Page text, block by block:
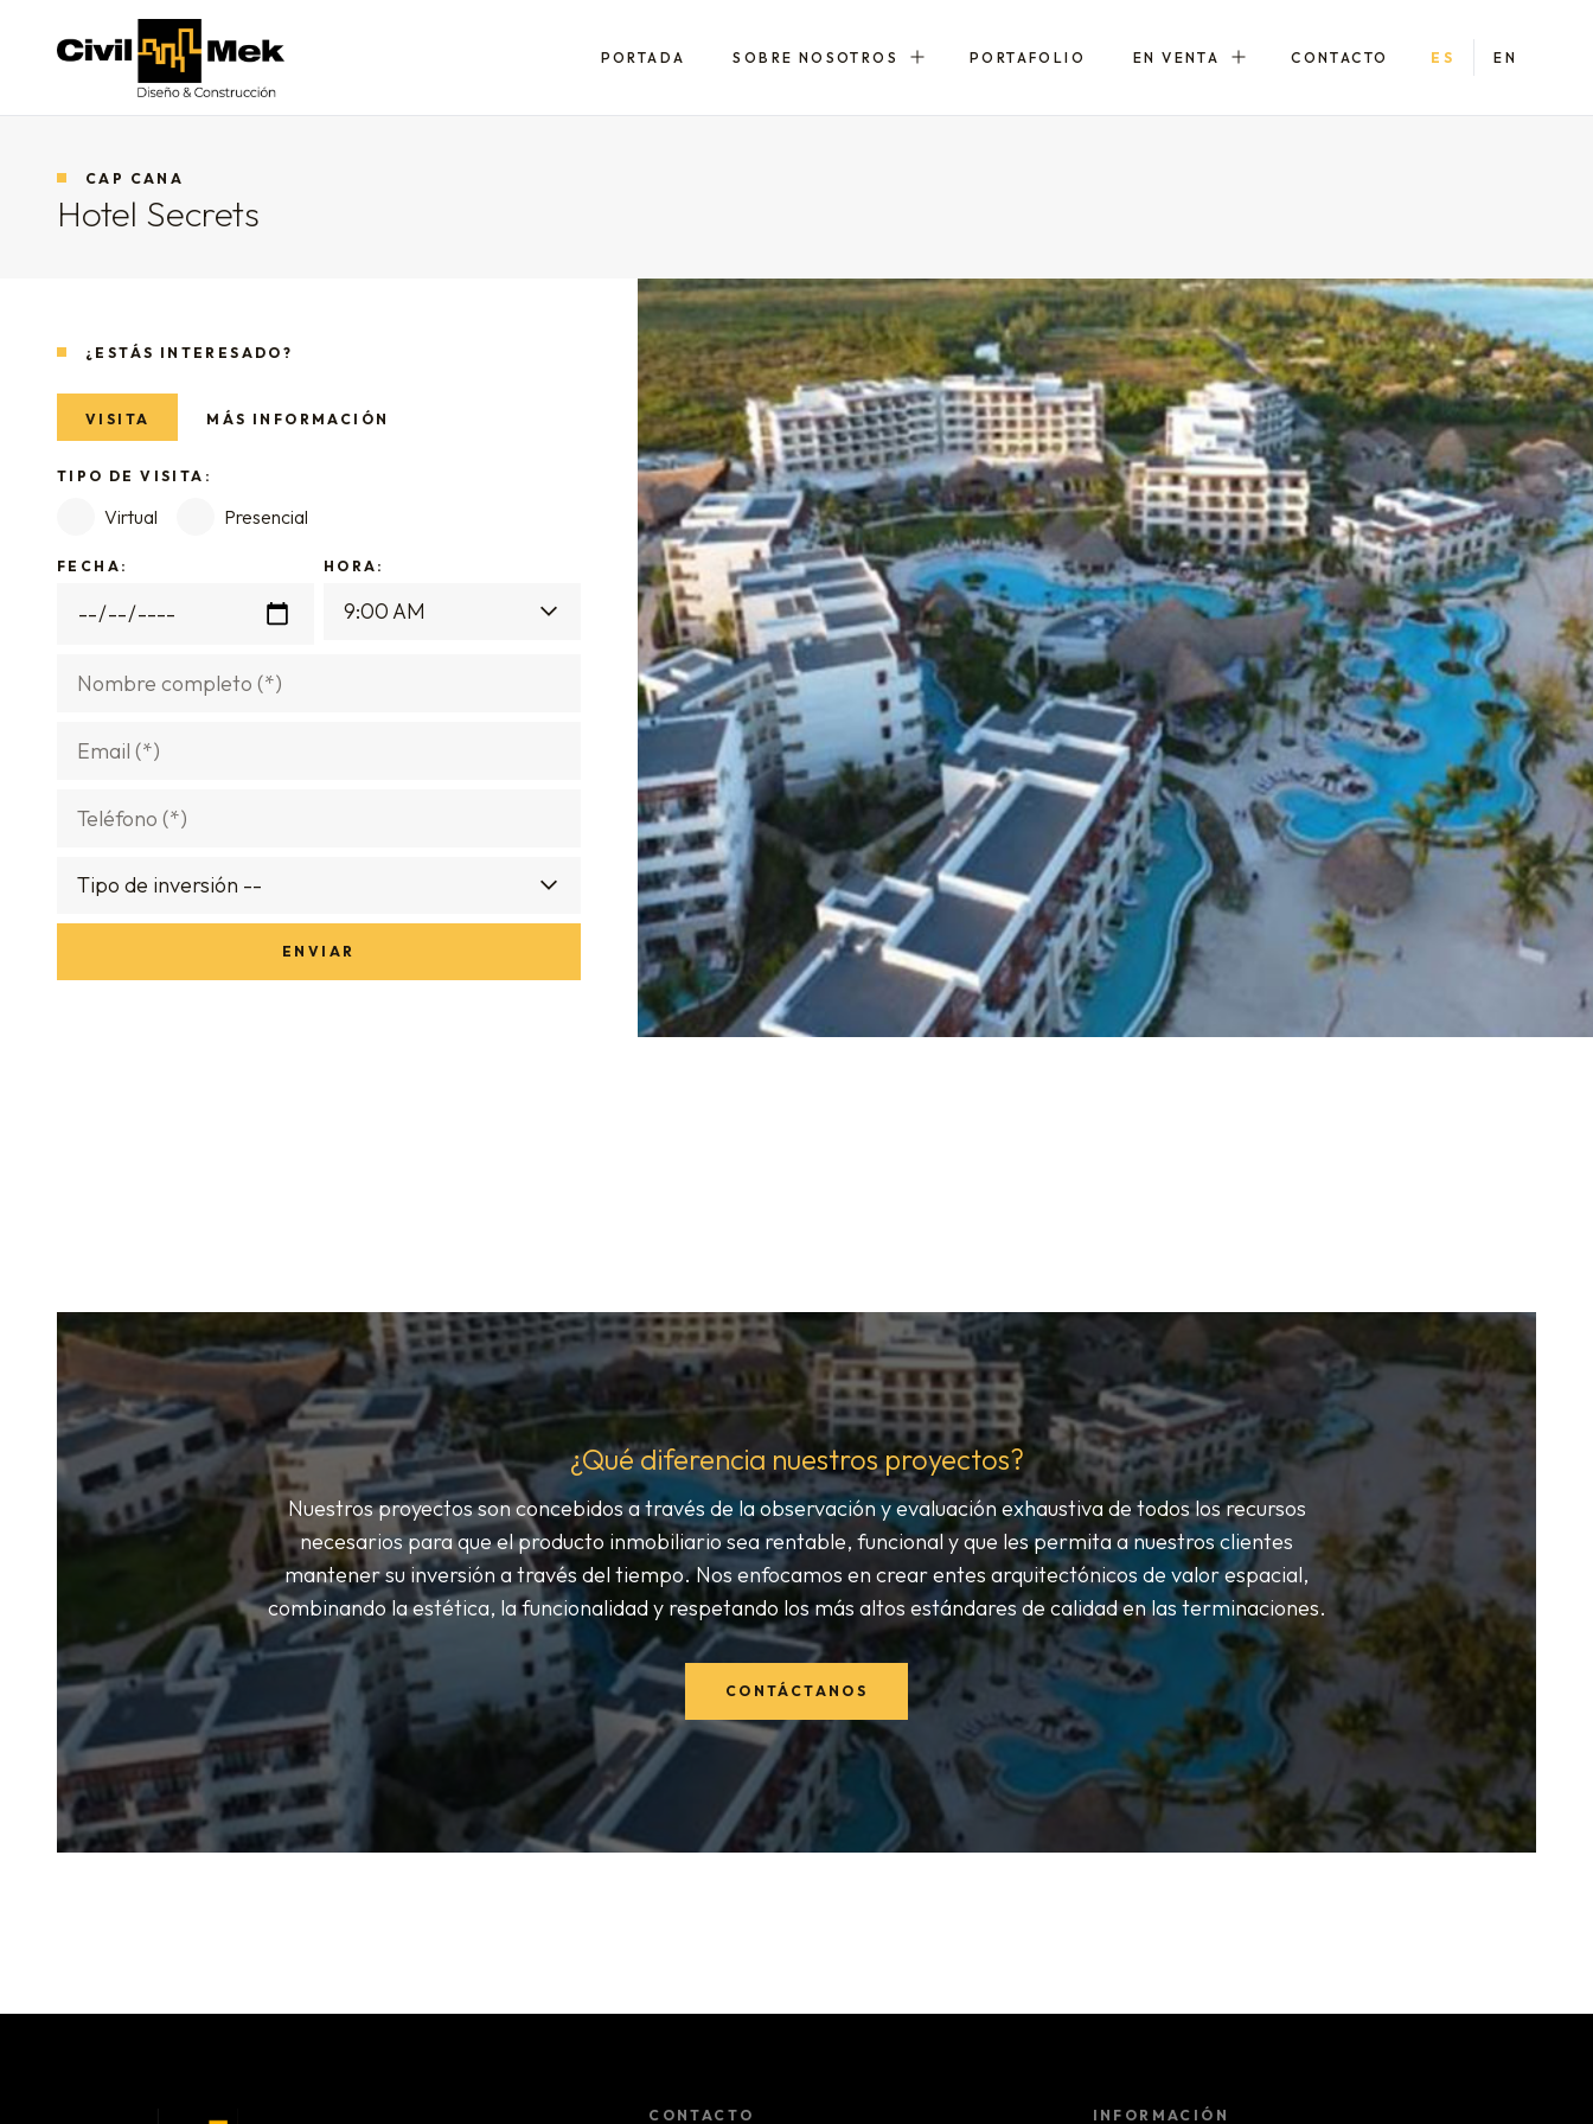
Civil-Mek
PORTADA SOBRE NOSOTROS PORTAFOLIO EN VENTA CONTACTO ES EN
CAP CANA
Hotel Secrets
¿ESTÁS INTERESADO?
VISITA MÁS INFORMACIÓN
TIPO DE VISITA:
Virtual Presencial
FECHA: HORA:
¿Qué diferencia nuestros proyectos?
Nuestros proyectos son concebidos a través de la observación y evaluación exhaustiva de todos los recursos
necesarios para que el producto inmobiliario sea rentable, funcional y que les permita a nuestros clientes
mantener su inversión a través del tiempo. Nos enfocamos en crear entes arquitectónicos de valor espacial,
combinando la estética, la funcionalidad y respetando los más altos estándares de calidad en las terminaciones.
CONTÁCTANOS
CONTACTO INFORMACIÓN